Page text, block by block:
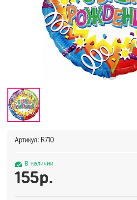
Артикул: R710
В наличии
155р.